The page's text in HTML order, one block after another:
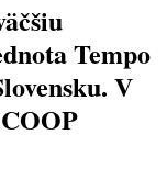
Tempo
V